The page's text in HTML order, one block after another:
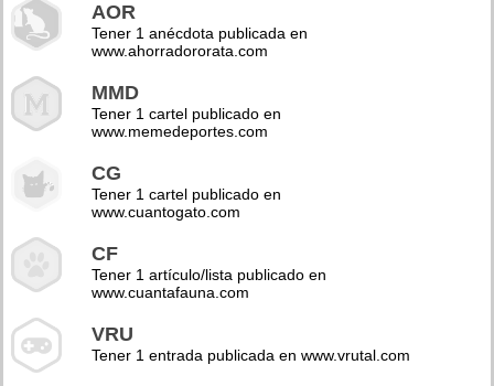
AOR
Tener 1 anécdota publicada en
www.ahorradororata.com
MMD
Tener 1 cartel publicado en
www.memedeportes.com
CG
Tener 1 cartel publicado en
www.cuantogato.com
CF
Tener 1 artículo/lista publicado en
www.cuantafauna.com
VRU
Tener 1 entrada publicada en www.vrutal.com